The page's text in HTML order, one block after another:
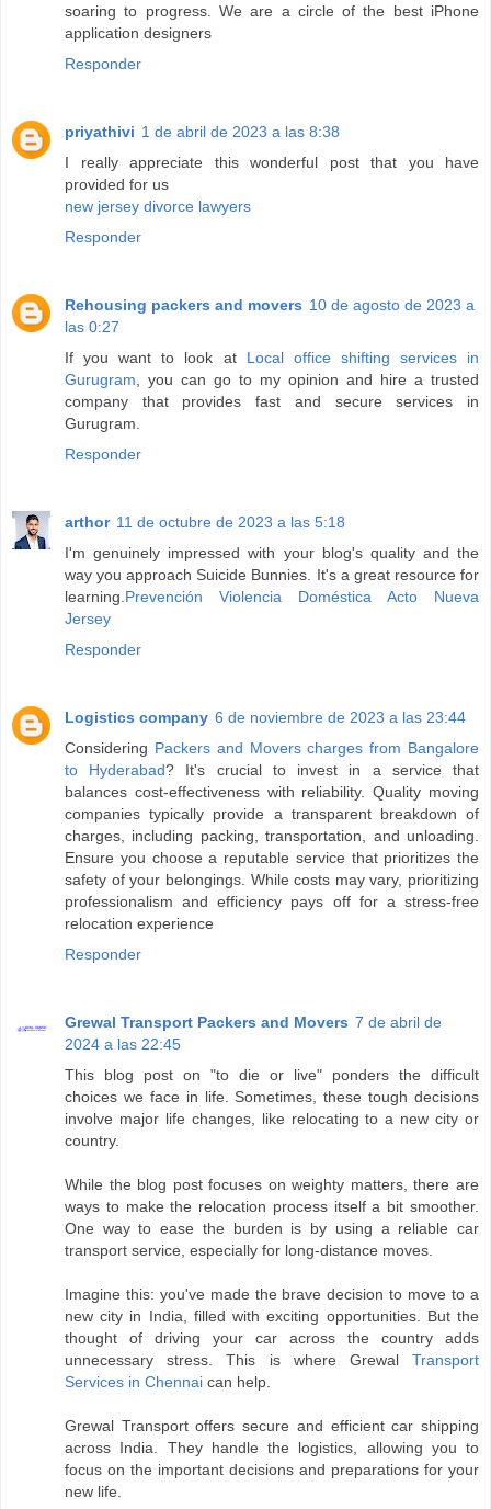
soaring to progress. We are a circle of the best iPhone
application designers
Responder
priyathivi 1 de abril de 2023 a las 8:38
I really appreciate this wonderful post that you have
provided for us
new jersey divorce lawyers
Responder
Rehousing packers and movers 10 de agosto de 2023 a
las 0:27
If you want to look at Local office shifting services in
Gurugram, you can go to my opinion and hire a trusted
company that provides fast and secure services in
Gurugram.
Responder
arthor 11 de octubre de 2023 a las 5:18
I'm genuinely impressed with your blog's quality and the
way you approach Suicide Bunnies. It's a great resource for
learning.Prevención Violencia Doméstica Acto Nueva
Jersey
Responder
Logistics company 6 de noviembre de 2023 a las 23:44
Considering Packers and Movers charges from Bangalore
to Hyderabad? It's crucial to invest in a service that
balances cost-effectiveness with reliability. Quality moving
companies typically provide a transparent breakdown of
charges, including packing, transportation, and unloading.
Ensure you choose a reputable service that prioritizes the
safety of your belongings. While costs may vary, prioritizing
professionalism and efficiency pays off for a stress-free
relocation experience
Responder
Grewal Transport Packers and Movers 7 de abril de
2024 a las 22:45
This blog post on "to die or live" ponders the difficult
choices we face in life. Sometimes, these tough decisions
involve major life changes, like relocating to a new city or
country.
While the blog post focuses on weighty matters, there are
ways to make the relocation process itself a bit smoother.
One way to ease the burden is by using a reliable car
transport service, especially for long-distance moves.
Imagine this: you've made the brave decision to move to a
new city in India, filled with exciting opportunities. But the
thought of driving your car across the country adds
unnecessary stress. This is where Grewal Transport
Services in Chennai can help.
Grewal Transport offers secure and efficient car shipping
across India. They handle the logistics, allowing you to
focus on the important decisions and preparations for your
new life.